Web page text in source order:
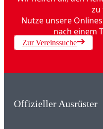
zu
Nutze unsere
nach einem
Zur Vereinssuche
Offizieller Ausrüster